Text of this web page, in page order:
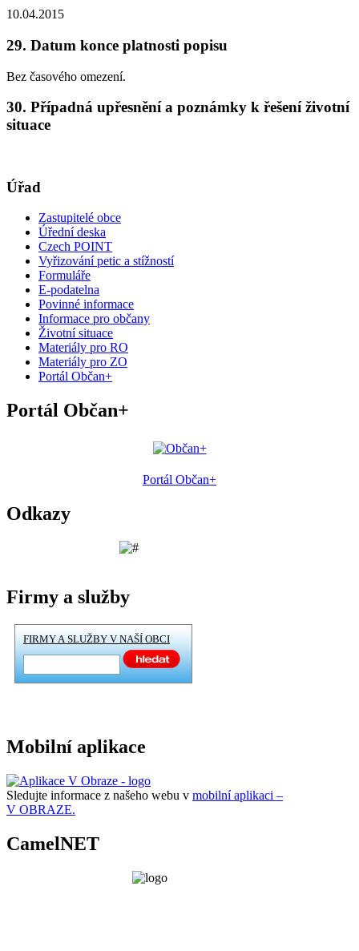
10.04.2015
29. Datum konce platnosti popisu
Bez časového omezení.
30. Případná upřesnění a poznámky k řešení životní
situace
Úřad
Zastupitelé obce
Úřední deska
Czech POINT
Vyřizování petic a stížností
Formuláře
E-podatelna
Povinné informace
Informace pro občany
Životní situace
Materiály pro RO
Materiály pro ZO
Portál Občan+
Portál Občan+
Portál Občan+
Odkazy
Firmy a služby
FIRMY A SLUŽBY V NAŠÍ OBCI
Mobilní aplikace
Sledujte informace z našeho webu v mobilní aplikaci –
V OBRAZE.
CamelNET